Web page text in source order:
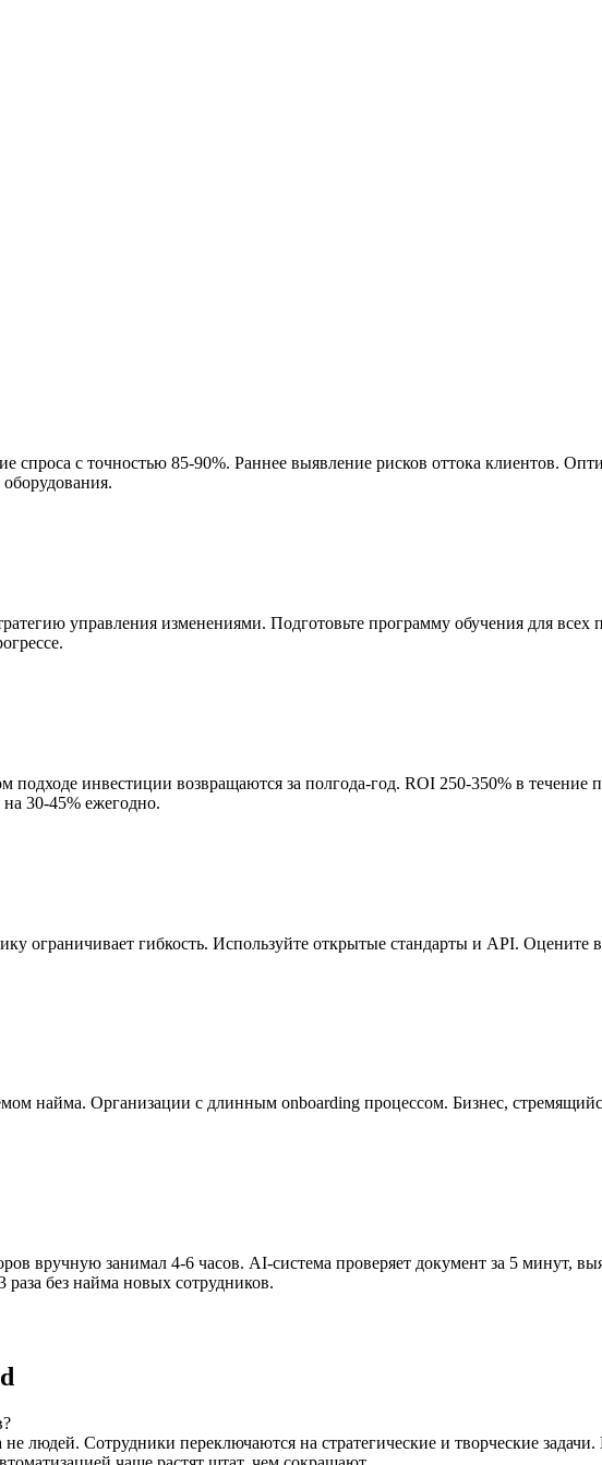
спроса с точностью 85-90%. Раннее выявление рисков оттока клиентов.
управления изменениями. Подготовьте программу обучения для всех
подходе инвестиции возвращаются за полгода-год. ROI 250-350% в
30-45% ежегодно.
ограничивает гибкость. Используйте открытые стандарты и API.
найма. Организации с длинным onboarding процессом. Бизнес,
вручную занимал 4-6 часов. AI-система проверяет документ за 5 минут,
без найма новых сотрудников.
не людей. Сотрудники переключаются на стратегические и творческие